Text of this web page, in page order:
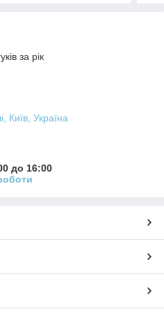
за рік
Київ, Україна
до 16:00